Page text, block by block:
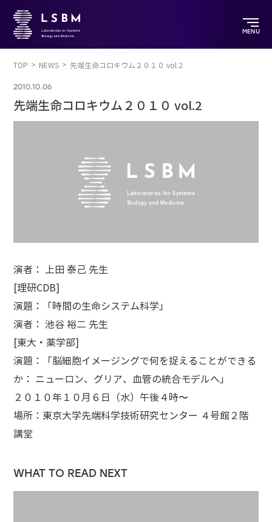
MENU
TOP NEWS 先端生命コロキウム２０１０ vol.2
2010.10.06
先端生命コロキウム２０１０ vol.2
演者： 上田 泰己 先生
[理研CDB]
演題：「時間の生命システム科学」
演者： 池谷 裕二 先生
[東大・薬学部]
演題：「脳細胞イメージングで何を捉えることができる
か： ニューロン、グリア、血管の統合モデルへ」
２０１０年１０月６日（水）午後４時〜
場所：東京大学先端科学技術研究センター ４号館２階
講堂
WHAT TO READ NEXT